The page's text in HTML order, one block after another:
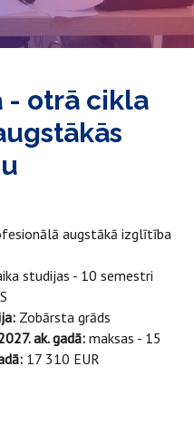
- otrā cikla
augstākā izglītība
studijas - 10 semestri
Zobārsta grāds
ak. gadā:maksas - 15
17 310 EUR